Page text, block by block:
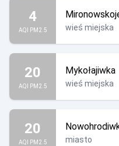
4
AQI PM2.5 wieś miejska
20
AQI PM2.5
Mykołajiwka
wieś miejska
20
AQI PM2.5 miasto